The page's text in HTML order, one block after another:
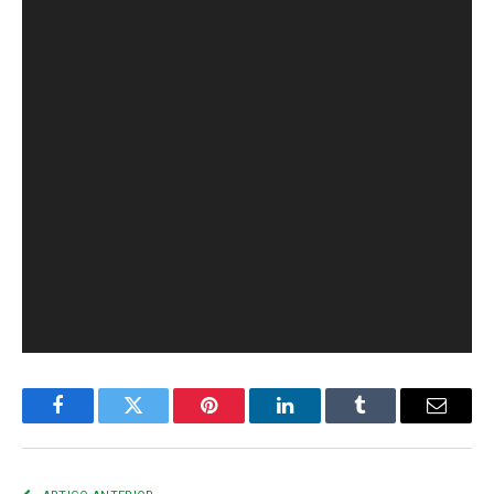
FacebookTwitter Pinterest LinkedInTumblr
E-